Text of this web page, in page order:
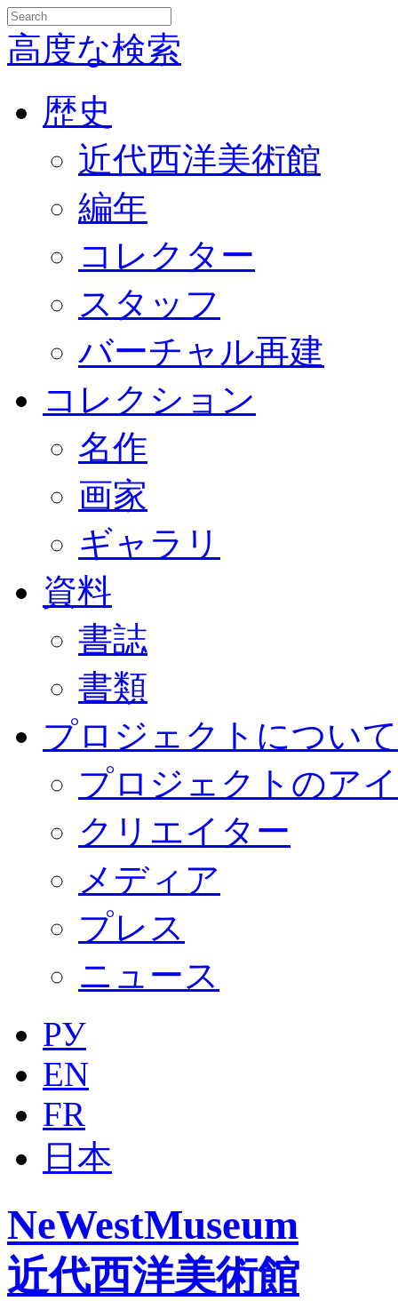
高度な検索
歴史
近代西洋美術館
編年
コレクター
スタッフ
バーチャル再建
コレクション
名作
画家
ギャラリ
資料
書誌
書類
プロジェクトについて
プロジェクトのア
クリエイター
メディア
プレス
ニュース
РУ
EN
FR
日本
NeWestMuseum
近代西洋美術館